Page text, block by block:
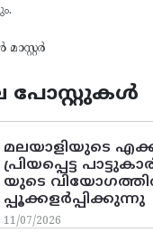
പോസ്റ്റുകൾ
മലയാളിയുടെ
പ്രിയപ്പെട്ട
യുടെ
പ്പൂക്കളർപ്പിക്കുന്നു
11/07/2026